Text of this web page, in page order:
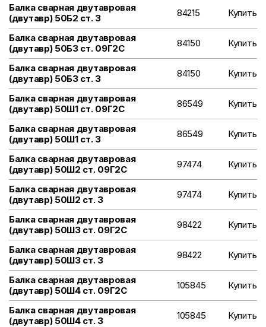
Балка сварная двутавровая
(двутавр) 50Б2 ст. 3
84215 Купить
Балка сварная двутавровая
(двутавр) 50Б3 ст. 09Г2С
84150 Купить
Балка сварная двутавровая
(двутавр) 50Б3 ст. 3
84150 Купить
Балка сварная двутавровая
(двутавр) 50Ш1 ст. 09Г2С
86549 Купить
Балка сварная двутавровая
(двутавр) 50Ш1 ст. 3
86549 Купить
Балка сварная двутавровая
(двутавр) 50Ш2 ст. 09Г2С
97474 Купить
Балка сварная двутавровая
(двутавр) 50Ш2 ст. 3
97474 Купить
Балка сварная двутавровая
(двутавр) 50Ш3 ст. 09Г2С
98422 Купить
Балка сварная двутавровая
(двутавр) 50Ш3 ст. 3
98422 Купить
Балка сварная двутавровая
(двутавр) 50Ш4 ст. 09Г2С
105845 Купить
Балка сварная двутавровая
(двутавр) 50Ш4 ст. 3
105845 Купить